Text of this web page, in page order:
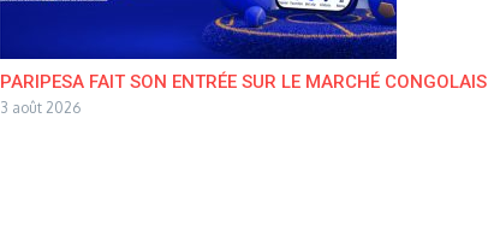
PARIPESA FAIT SON ENTRÉE SUR LE MARCHÉ CONGOLAIS
3 août 2026